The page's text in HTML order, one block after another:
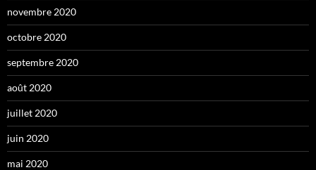
novembre 2020
octobre 2020
septembre 2020
août 2020
juillet 2020
juin 2020
mai 2020